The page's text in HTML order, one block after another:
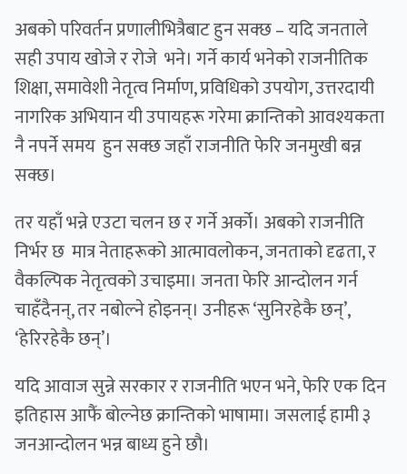
अबको परिवर्तन प्रणालीभित्रैबाट हुन सक्छ – यदि जनताले
सही उपाय खोजे र रोजे भने। गर्ने कार्य भनेको राजनीतिक
शिक्षा, समावेशी नेतृत्व निर्माण, प्रविधिको उपयोग, उत्तरदायी
नागरिक अभियान यी उपायहरू गरेमा क्रान्तिको आवश्यकता
नै नपर्ने समय हुन सक्छ जहाँ राजनीति फेरि जनमुखी बन्न
सक्छ।
तर यहाँ भन्ने एउटा चलन छ र गर्ने अर्को। अबको राजनीति
निर्भर छ मात्र नेताहरूको आत्मावलोकन, जनताको दृढता, र
वैकल्पिक नेतृत्वको उचाइमा। जनता फेरि आन्दोलन गर्न
चाहँदैनन्, तर नबोल्ने होइनन्। उनीहरू ‘सुनिरहेकै छन्’,
‘हेरिरहेकै छन्’।
यदि आवाज सुन्ने सरकार र राजनीति भएन भने, फेरि एक दिन
इतिहास आफैंं बोल्नेछ क्रान्तिको भाषामा। जसलाई हामी ३
जनआन्दोलन भन्न बाध्य हुने छौ।